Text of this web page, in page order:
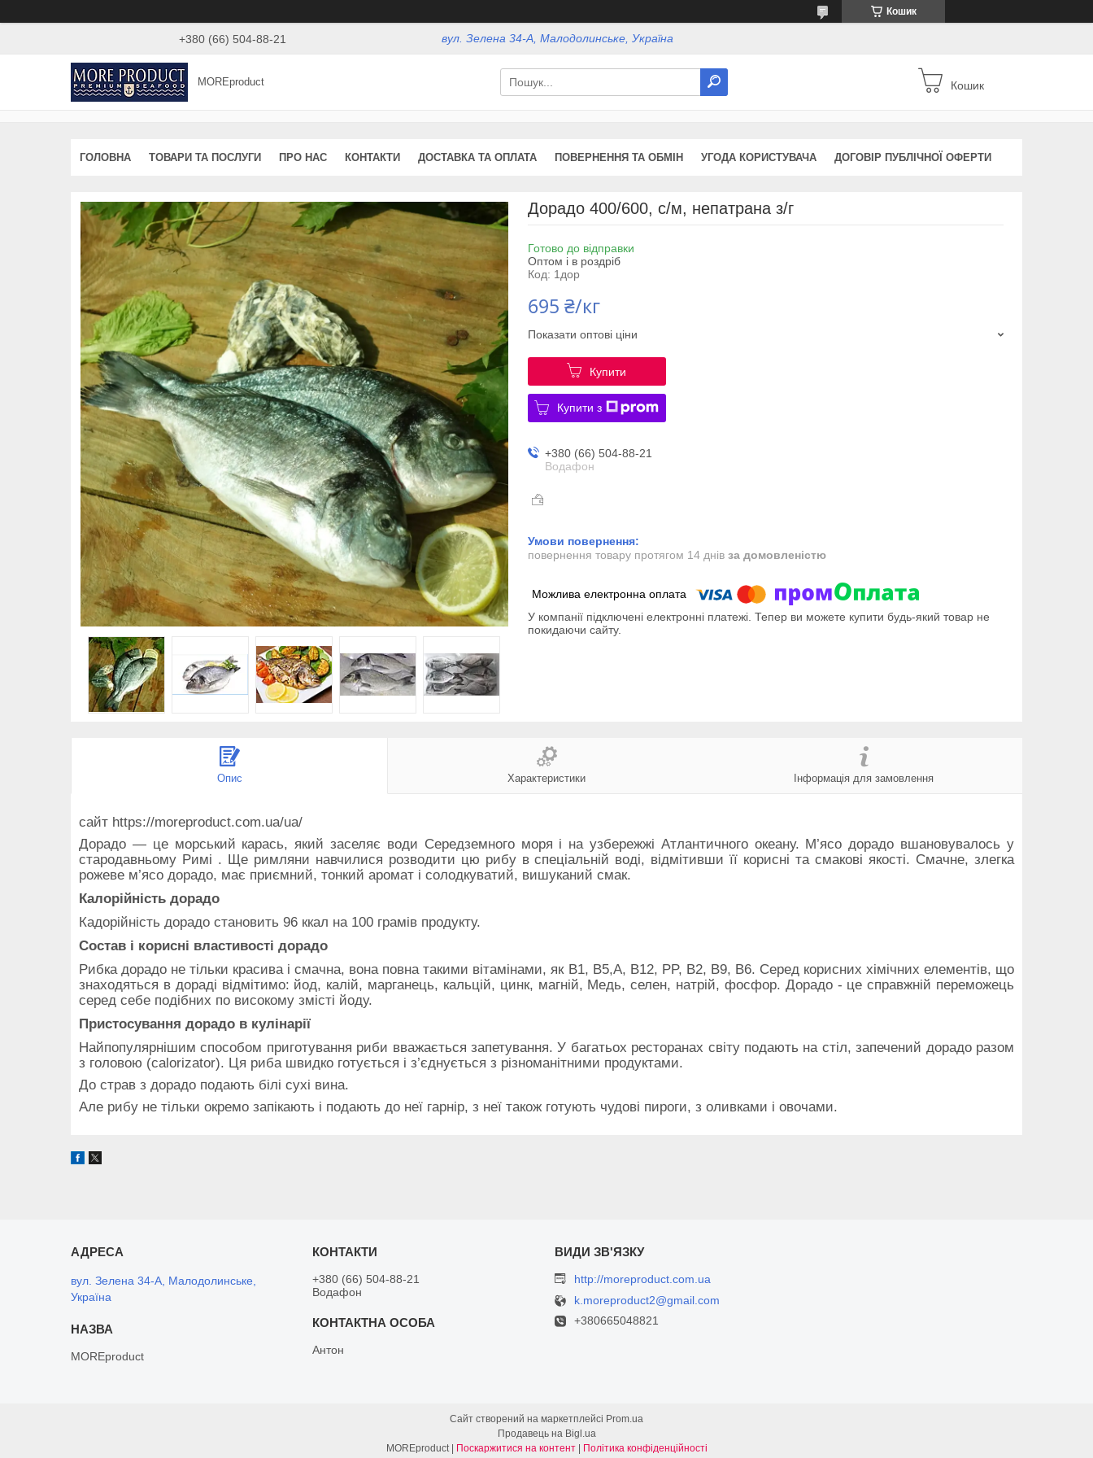
Кошик
+380 (66) 504-88-21 вул. Зелена 34-А, Малодолинське, Україна
MOREproduct Кошик
ГОЛОВНА ТОВАРИ ТА ПОСЛУГИ ПРО НАС КОНТАКТИ ДОСТАВКА ТА ОПЛАТА ПОВЕРНЕННЯ ТА ОБМІН УГОДА КОРИСТУВАЧА ДОГОВІР ПУБЛІЧНОЇ ОФЕРТИ
Дорадо 400/600, с/м, непатрана з/г
Готово до відправки
Оптом і в роздріб
Код: 1дор
695 ₴/кг
Показати оптові ціни
Купити
Купити з
+380 (66) 504-88-21
Водафон
повернення товару протягом 14 днів за домовленістю
У компанії підключені електронні платежі. Тепер ви можете купити будь-який товар не
покидаючи сайту.
Опис Характеристики Інформація для замовлення
сайт https://moreproduct.com.ua/ua/
Дорадо — це морський карась, який заселяє води Середземного моря і на узбережжі Атлантичного океану. М’ясо дорадо вшановувалось у
стародавньому Римі . Ще римляни навчилися розводити цю рибу в спеціальній воді, відмітивши її корисні та смакові якості. Смачне, злегка
рожеве м’ясо дорадо, має приємний, тонкий аромат і солодкуватий, вишуканий смак.
Калорійність дорадо
Кадорійність дорадо становить 96 ккал на 100 грамів продукту.
Состав і корисні властивості дорадо
Рибка дорадо не тільки красива і смачна, вона повна такими вітамінами, як B1, B5,A, B12, PP, B2, B9, B6. Серед корисних хімічних елементів, що
знаходяться в дораді відмітимо: йод, калій, марганець, кальцій, цинк, магній, Медь, селен, натрій, фосфор. Дорадо - це справжній переможець
серед себе подібних по високому змісті йоду.
Пристосування дорадо в кулінарії
Найпопулярнішим способом приготування риби вважається запетування. У багатьох ресторанах світу подають на стіл, запечений дорадо разом
з головою (calorizator). Ця риба швидко готується і з’єднується з різноманітними продуктами.
До страв з дорадо подають білі сухі вина.
Але рибу не тільки окремо запікають і подають до неї гарнір, з неї також готують чудові пироги, з оливками і овочами.
вул. Зелена 34-А, Малодолинське,
Україна
MOREproduct
+380 (66) 504-88-21
Водафон
Антон
http://moreproduct.com.ua
k.moreproduct2@gmail.com
+380665048821
Сайт створений на маркетплейсі Prom.ua
Продавець на Bigl.ua
Поскаржитися на контент Політика конфіденційності